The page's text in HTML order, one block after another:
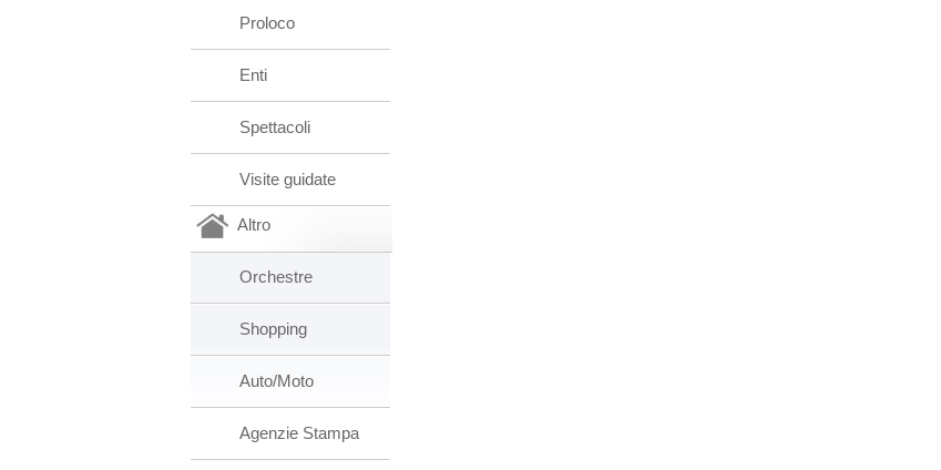
Proloco
Enti
Spettacoli
Visite guidate
Altro
Orchestre
Shopping
Auto/Moto
Agenzie Stampa